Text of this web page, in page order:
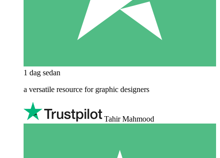
1 dag sedan
a versatile resource for graphic designers
Tahir Mahmood